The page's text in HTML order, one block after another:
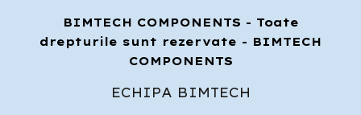
BIMTECH COMPONENTS - Toate
drepturile sunt rezervate - BIMTECH
COMPONENTS
ECHIPA BIMTECH